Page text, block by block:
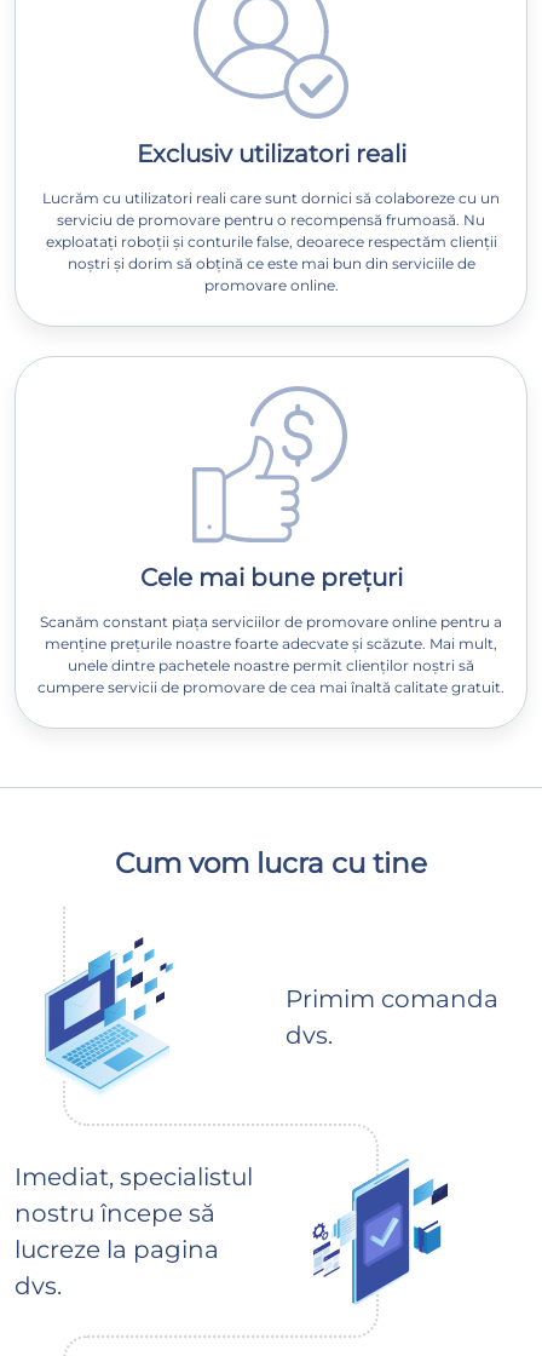
Exclusiv utilizatori reali
Lucrăm cu utilizatori reali care sunt dornici să colaboreze cu un
serviciu de promovare pentru o recompensă frumoasă. Nu
exploatați roboții și conturile false, deoarece respectăm clienții
noștri și dorim să obțină ce este mai bun din serviciile de
promovare online.
Cele mai bune prețuri
Scanăm constant piața serviciilor de promovare online pentru a
menține prețurile noastre foarte adecvate și scăzute. Mai mult,
unele dintre pachetele noastre permit clienților noștri să
cumpere servicii de promovare de cea mai înaltă calitate gratuit.
Cum vom lucra cu tine
Primim comanda
dvs.
Imediat, specialistul
nostru începe să
lucreze la pagina
dvs.